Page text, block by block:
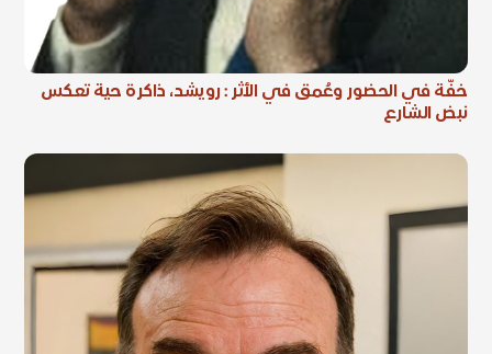
خفّة في الحضور وعُمق في الأثر : رويشد، ذاكرة حية تعكس
نبض الشارع